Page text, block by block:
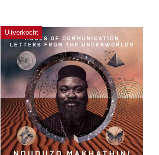
Uitverkocht